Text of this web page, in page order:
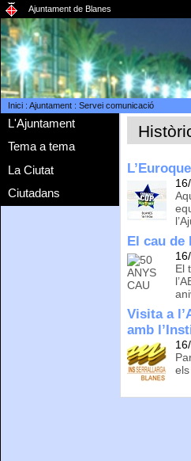
Ajuntament de Blanes
Inici: Ajuntament: Servei comunicació
L'Ajuntament
Tema a tema
La Ciutat
Ciutadans
El cau de
El
Visita a
amb